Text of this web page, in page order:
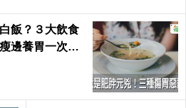
飯？３大飲食
邊養胃一次做